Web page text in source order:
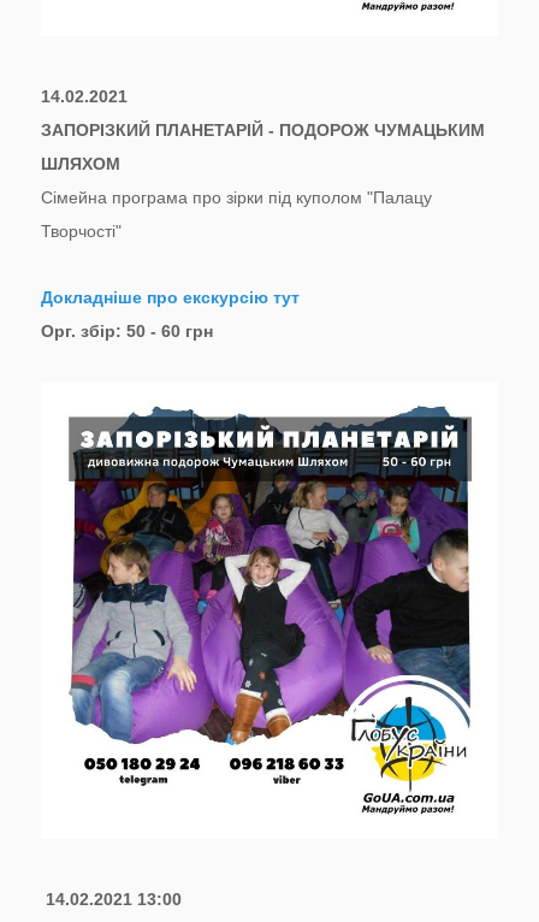
14.02.2021
ЗАПОРІЗКИЙ ПЛАНЕТАРІЙ - ПОДОРОЖ ЧУМАЦЬКИМ
ШЛЯХОМ
Сімейна програма про зірки під куполом "Палацу
Творчості"
Докладніше про екскурсію тут
Орг. збір: 50 - 60 грн
14.02.2021 13:00